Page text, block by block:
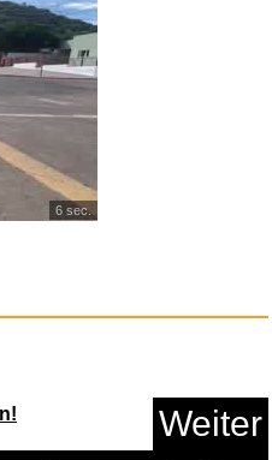
6 sec.
Weiter